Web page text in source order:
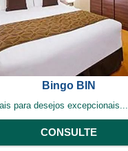
Bingo BIN
para desejos excepcionais...
CONSULTE